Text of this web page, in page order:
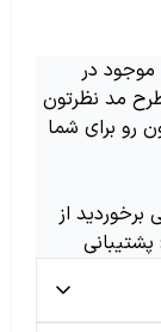
در
مد نظرتون
رو برای شما
از